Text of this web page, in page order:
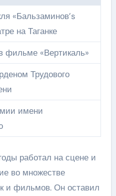
«Бальзаминов’s
на Таганке
фильме «Вертикаль»
Трудового
имени
работал на сцене и
во множестве
и фильмов. Он оставил